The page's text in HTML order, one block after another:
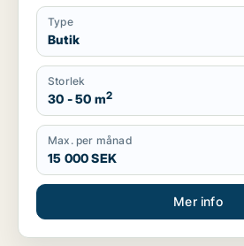
Type
Butik
Storlek
30 - 50 m2
Max. per månad
15 000 SEK
Mer info